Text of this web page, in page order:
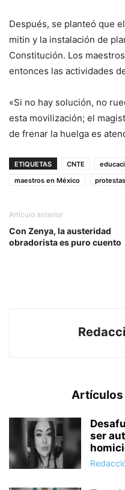
Después, se planteó que
mitin y la instalación de
Constitución. Los
entonces las actividades
«Si no hay solución, no
esta movilización; el
de frenar la huelga es
ETIQUETAS CNTE
maestros en México
Artículo anterior
Con Zenya, la austeridad
obradorista es puro cuento
Artículos
ser